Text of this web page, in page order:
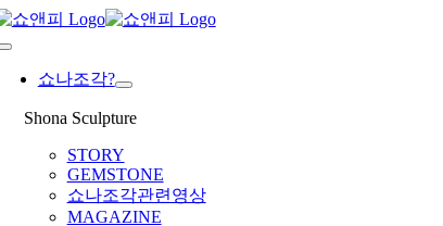
Skip
content
Toggle
Navigation쇼나조각?
Shona Sculpture
STORY
GEMSTONE
쇼나조각관련영상
MAGAZINE